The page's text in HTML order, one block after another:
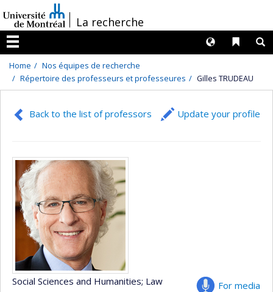
au
contenu
/La recherche
Menu
Liens
Langues
Home
Nos équipes de recherche
Répertoire des professeurs et professeures
Gilles TRUDEAU
Back to the list of professors Update your profile
For media
Social Sciences and Humanities; Law